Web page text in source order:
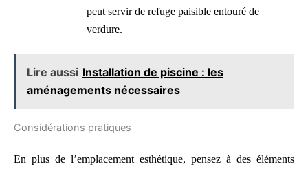
peut servir de refuge paisible entouré de
verdure.
Lire aussi Installation de piscine : les
aménagements nécessaires
Considérations pratiques
En plus de l’emplacement esthétique, pensez à des éléments